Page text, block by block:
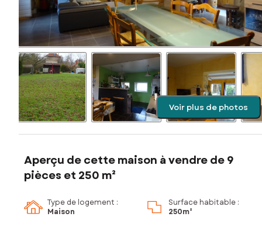
Voir plus de photos
Aperçu de cette maison à vendre de 9
pièces et 250 m²
Type de logement :
Maison
Surface habitable :
250m²